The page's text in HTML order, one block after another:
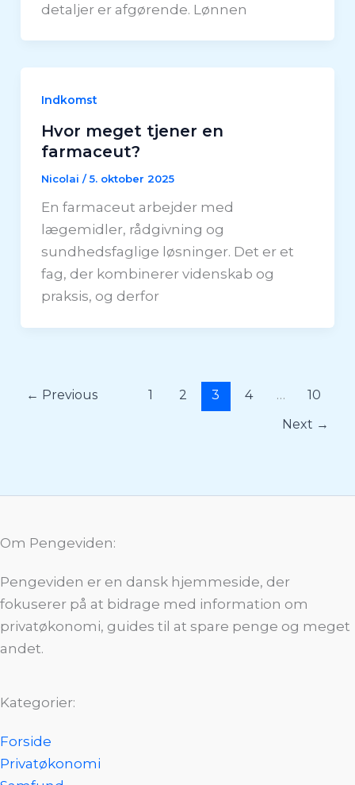
detaljer er afgørende. Lønnen
Indkomst
Hvor meget tjener en
farmaceut?
Nicolai /5. oktober 2025
En farmaceut arbejder med
lægemidler, rådgivning og
sundhedsfaglige løsninger. Det er et
fag, der kombinerer videnskab og
praksis, og derfor
← Previous 1 2 3 4 …
10
Next →
Om Pengeviden:
Pengeviden er en dansk hjemmeside, der
fokuserer på at bidrage med information om
privatøkonomi, guides til at spare penge og meget
andet.
Kategorier:
Forside
Privatøkonomi